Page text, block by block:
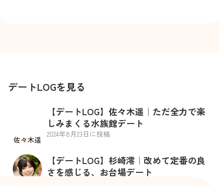
デートLOGを見る
佐々木遥
【デートLOG】佐々木遥｜ただ全力で楽
しみまくる水族館デート
2024年8月23 日に投稿
【デートLOG】杉崎澪｜改めて定番の良
さを感じる、お台場デート